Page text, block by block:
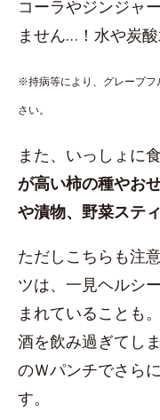
コーラやジンジャ
ません…！水や炭
※持病等により、グレープフ
さい。
また、いっしょに
が高い柿の種やお
や漬物、野菜ステ
ただしこちらも注
ツは、一見ヘルシ
まれていることも
酒を飲み過ぎてし
のＷパンチでさら
す。